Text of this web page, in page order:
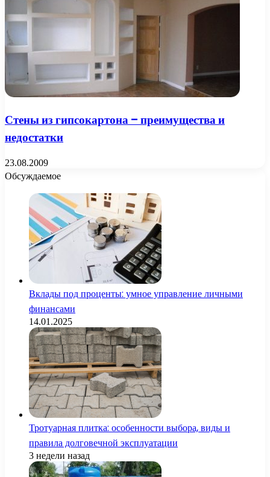
Стены из гипсокартона – преимущества и
недостатки
23.08.2009
Обсуждаемое
Вклады под проценты: умное управление личными
финансами
14.01.2025
Тротуарная плитка: особенности выбора, виды и
правила долговечной эксплуатации
3 недели назад